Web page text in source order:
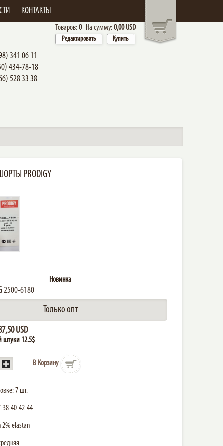
КОНТАКТЫ
341 06 11
434-78-18
528 33 38
Товаров:0 На сумму:0,00 USD
Редактировать Купить
PRODIGY
Новинка
2500-6180
Только опт
USD
штуки 12.5$
В Корзину
7 шт.
38-40-42-44
2% elastan